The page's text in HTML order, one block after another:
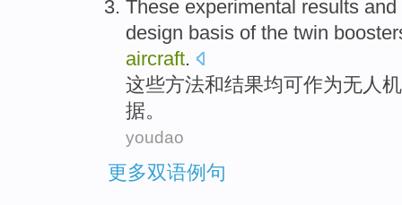
These experimental results and
design basis of the twin
aircraft.
这些方法和结果均可作为无人
据。
youdao
更多双语例句